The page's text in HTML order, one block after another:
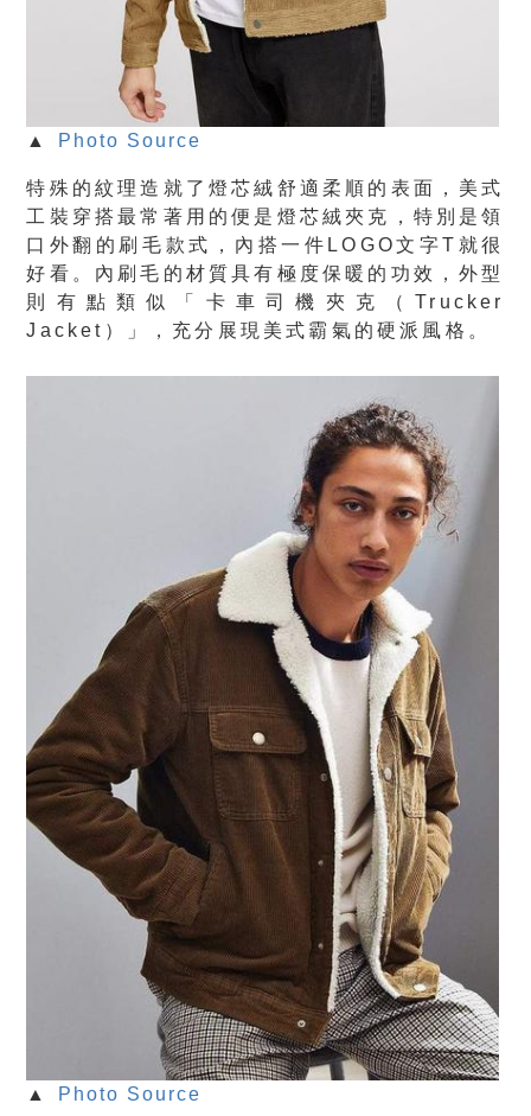
▲ Photo Source
特殊的紋理造就了燈芯絨舒適柔順的表面，美式
工裝穿搭最常著用的便是燈芯絨夾克，特別是領
口外翻的刷毛款式，內搭一件LOGO文字T就很
好看。內刷毛的材質具有極度保暖的功效，外型
則有點類似「卡車司機夾克（Trucker
Jacket）」，充分展現美式霸氣的硬派風格。
▲ Photo Source